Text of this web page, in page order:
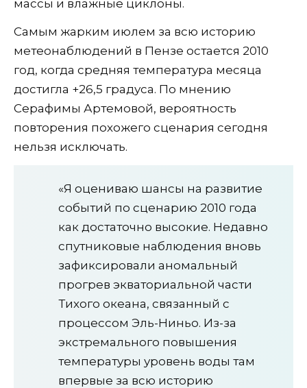
массы и влажные циклоны.
Самым жарким июлем за всю историю
метеонаблюдений в Пензе остается 2010
год, когда средняя температура месяца
достигла +26,5 градуса. По мнению
Серафимы Артемовой, вероятность
повторения похожего сценария сегодня
нельзя исключать.
«Я оцениваю шансы на развитие
событий по сценарию 2010 года
как достаточно высокие. Недавно
спутниковые наблюдения вновь
зафиксировали аномальный
прогрев экваториальной части
Тихого океана, связанный с
процессом Эль-Ниньо. Из-за
экстремального повышения
температуры уровень воды там
впервые за всю историю